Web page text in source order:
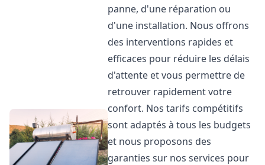
panne, d'une réparation ou
d'une installation. Nous offrons
des interventions rapides et
efficaces pour réduire les délais
d'attente et vous permettre de
retrouver rapidement votre
confort. Nos tarifs compétitifs
sont adaptés à tous les budgets
et nous proposons des
garanties sur nos services pour